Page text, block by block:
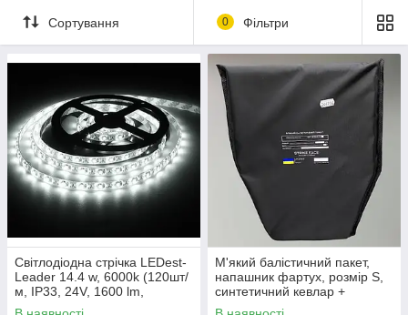
Сортування 0 Фільтри
Світлодіодна стрічка LEDest-
Leader 14.4 w, 6000k (120шт/
м, IP33, 24V, 1600 lm,
SMD2835, 36м.гар)
М'який балістичний пакет,
напашник фартух, розмір S,
синтетичний кевлар +
НВМПЕ, захист ДСТУ 1